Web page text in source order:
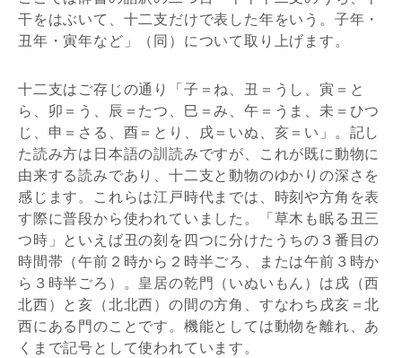
干をはぶいて、十二支だけで表した年をいう。子年・
丑年・寅年など」（同）について取り上げます。
十二支はご存じの通り「子＝ね、丑＝うし、寅＝と
ら、卯＝う、辰＝たつ、巳＝み、午＝うま、未＝ひつ
じ、申＝さる、酉＝とり、戌＝いぬ、亥＝い」。記し
た読み方は日本語の訓読みですが、これが既に動物に
由来する読みであり、十二支と動物のゆかりの深さを
感じます。これらは江戸時代までは、時刻や方角を表
す際に普段から使われていました。「草木も眠る丑三
つ時」といえば丑の刻を四つに分けたうちの３番目の
時間帯（午前２時から２時半ごろ、または午前３時か
ら３時半ごろ）。皇居の乾門（いぬいもん）は戌（西
北西）と亥（北北西）の間の方角、すなわち戌亥＝北
西にある門のことです。機能としては動物を離れ、あ
くまで記号として使われています。